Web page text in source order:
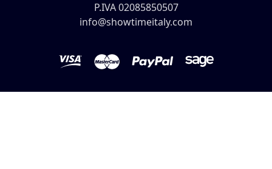
P.IVA 02085850507
info@showtimeitaly.com